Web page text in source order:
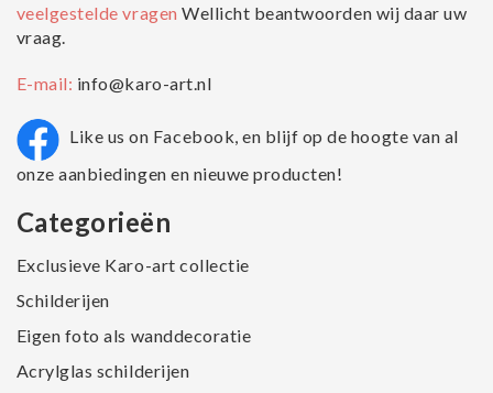
veelgestelde vragenWellicht beantwoorden wij daar uw
vraag.
E-mail: info@karo-art.nl
Like us on Facebook, en blijf op de hoogte van al
onze aanbiedingen en nieuwe producten!
Categorieën
Exclusieve Karo-art collectie
Schilderijen
Eigen foto als wanddecoratie
Acrylglas schilderijen